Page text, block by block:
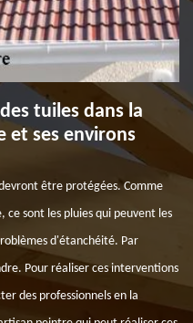
tuiles dans la
et ses environs
être protégées. Comme
ce sont les pluies qui peuvent les
d'étanchéité. Par
Pour réaliser ces interventions
des professionnels en la